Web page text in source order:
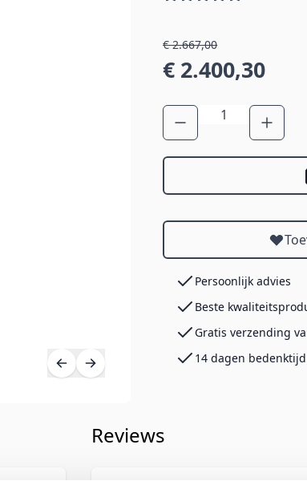
€ 2.667,00
€ 2.400,30
Aantal
Persoonlijk advies
Beste
Gratis verzending
14 dagen bedenktijd
Reviews